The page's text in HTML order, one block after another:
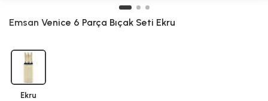
Emsan Venice 6 Parça Bıçak Seti Ekru
Ekru